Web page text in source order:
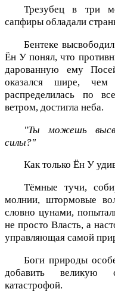
Трезубец в три
сапфиры обладали
Бентеке
Ён У понял, что
дарованную ему
оказался шире,
распределилась по
ветром, достигла неба.
"Ты можешь
силы?"
Как только Ён У
Тёмные тучи,
молнии, штормовые
словно цунами,
не просто Власть, а
управляющая самой
Боги природы
добавить великую
катастрофой.